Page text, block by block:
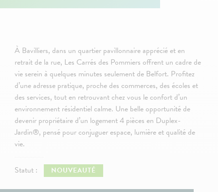
À Bavilliers, dans un quartier pavillonnaire apprécié et en
retrait de la rue, Les Carrés des Pommiers offrent un cadre de
vie serein à quelques minutes seulement de Belfort. Profitez
d’une adresse pratique, proche des commerces, des écoles et
des services, tout en retrouvant chez vous le confort d’un
environnement résidentiel calme. Une belle opportunité de
devenir propriétaire d’un logement 4 pièces en Duplex-
Jardin®, pensé pour conjuguer espace, lumière et qualité de
vie.
Statut : NOUVEAUTÉ